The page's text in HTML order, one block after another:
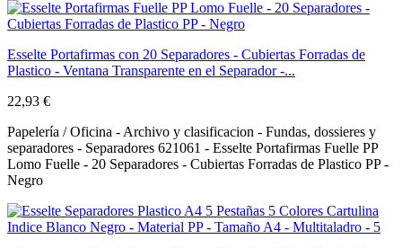
Esselte Portafirmas con 20 Separadores - Cubiertas Forradas de
Plastico - Ventana Transparente en el Separador -...
22,93 €
Papelería / Oficina - Archivo y clasificacion - Fundas, dossieres y
separadores - Separadores 621061 - Esselte Portafirmas Fuelle PP
Lomo Fuelle - 20 Separadores - Cubiertas Forradas de Plastico PP -
Negro